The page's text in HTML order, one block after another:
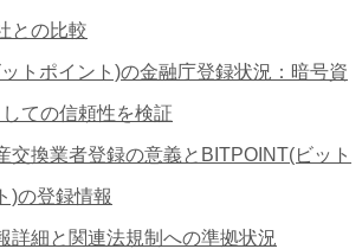
との比較
トポイント)の金融庁登録状況：暗号資
ての信頼性を検証
交換業者登録の意義とBITPOINT(ビット
)の登録情報
詳細と関連法規制への準拠状況